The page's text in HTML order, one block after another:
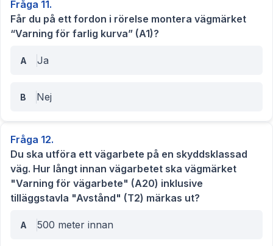
Fråga 11.
Får du på ett fordon i rörelse montera vägmärket
“Varning för farlig kurva” (A1)?
A Ja
B Nej
Fråga 12.
Du ska utföra ett vägarbete på en skyddsklassad
väg. Hur långt innan vägarbetet ska vägmärket
"Varning för vägarbete" (A20) inklusive
tilläggstavla "Avstånd" (T2) märkas ut?
A 500 meter innan